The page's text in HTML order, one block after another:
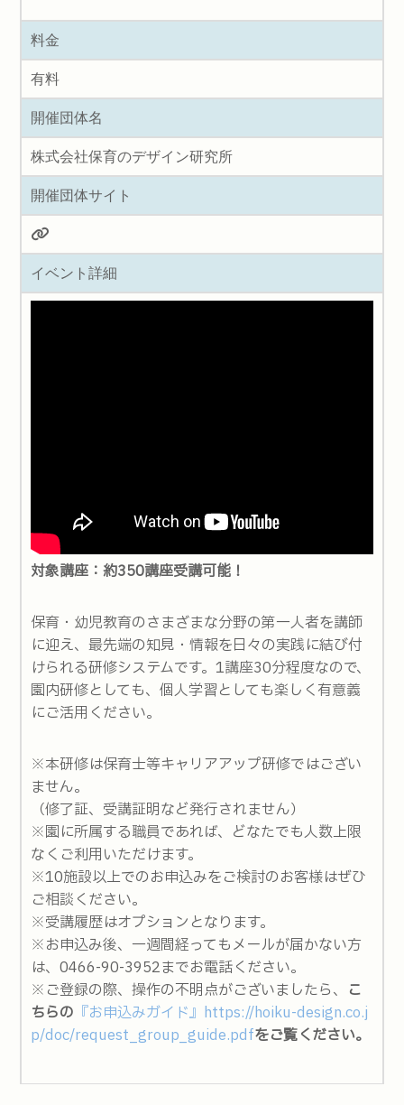
料金
有料
開催団体名
株式会社保育のデザイン研究所
開催団体サイト
イベント詳細
対象講座：約350講座受講可能！
保育・幼児教育のさまざまな分野の第一人者を講師
に迎え、最先端の知見・情報を日々の実践に結び付
けられる研修システムです。1講座30分程度なので、
園内研修としても、個人学習としても楽しく有意義
にご活用ください。
※本研修は保育士等キャリアアップ研修ではござい
ません。
（修了証、受講証明など発行されません）
※園に所属する職員であれば、どなたでも人数上限
なくご利用いただけます。
※10施設以上でのお申込みをご検討のお客様はぜひ
ご相談ください。
※受講履歴はオプションとなります。
※お申込み後、一週間経ってもメールが届かない方
は、0466-90-3952までお電話ください。
※ご登録の際、操作の不明点がございましたら、 こ
ちらの 『お申込みガイド』https://hoiku-design.co.j
p/doc/request_group_guide.pdfをご覧ください。